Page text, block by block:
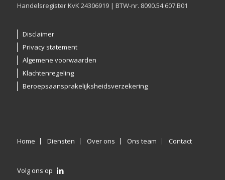
Handelsregister KvK 24306919 | BTW-nr. 8090.54.607.B01
Disclaimer
Privacy statement
Algemene voorwaarden
Klachtenregeling
Beroepsaansprakelijksheidsverzekering
Home Diensten Over ons Ons team Contact
Volg ons op